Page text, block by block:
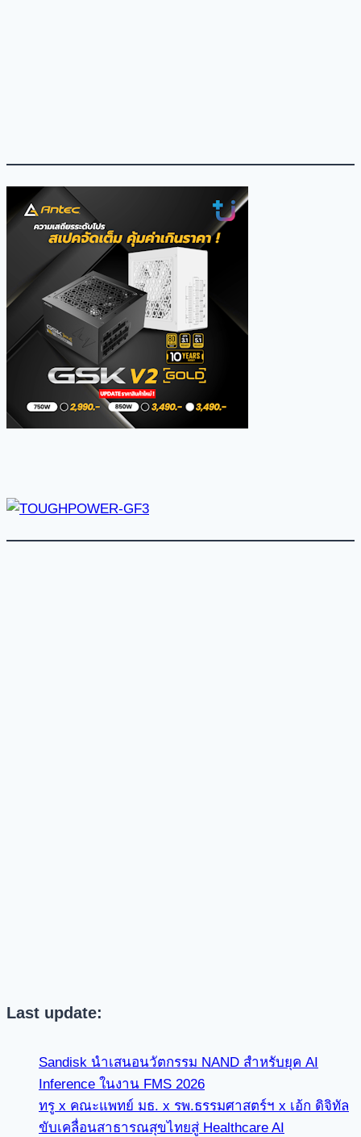
Last update:
Sandisk นำเสนอนวัตกรรม NAND สำหรับยุค AI
Inference ในงาน FMS 2026
ทรู x คณะแพทย์ มธ. x รพ.ธรรมศาสตร์ฯ x เอ้ก ดิจิทัล
ขับเคลื่อนสาธารณสุขไทยสู่ Healthcare AI